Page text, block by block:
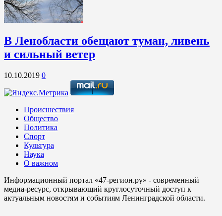
В Ленобласти обещают туман, ливень
и сильный ветер
10.10.2019 0
Происшествия
Общество
Политика
Спорт
Культура
Наука
О важном
Информационный портал «47-регион.ру» - современный
медиа-ресурс, открывающий круглосуточный доступ к
актуальным новостям и событиям Ленинградской области.